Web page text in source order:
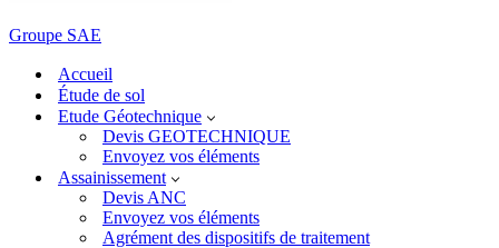
Groupe SAE
Accueil
Étude de sol
Etude Géotechnique
Devis GEOTECHNIQUE
Envoyez vos éléments
Assainissement
Devis ANC
Envoyez vos éléments
Agrément des dispositifs de traitement